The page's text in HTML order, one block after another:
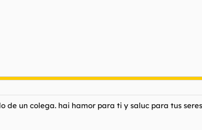
de un colega. hai hamor para ti y saluc para tus